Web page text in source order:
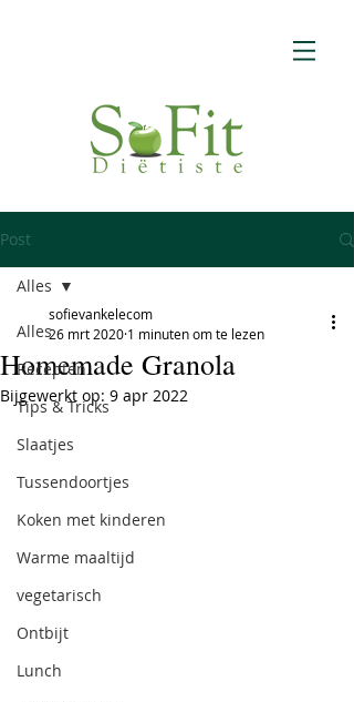
Post
Alles
Recepten
Tips & Tricks
Slaatjes
Tussendoortjes
Koken met kinderen
Warme maaltijd
vegetarisch
Ontbijt
Lunch
Alles
Homemade Granola
sofievankelecom
26 mrt 2020 1 minuten om te lezen
Bijgewerkt op: 9 apr 2022